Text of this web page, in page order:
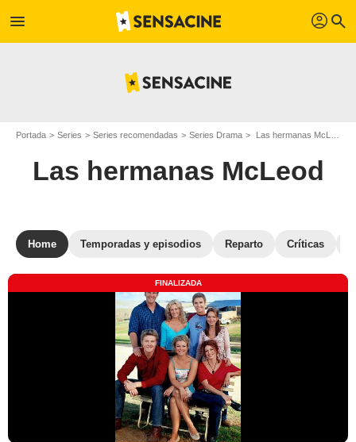
menu profil search
Portada Series Series recomendadas Series Drama Las hermanas McLeod
Las hermanas McLeod
Home Temporadas y episodios Reparto Críticas
FINALIZADA